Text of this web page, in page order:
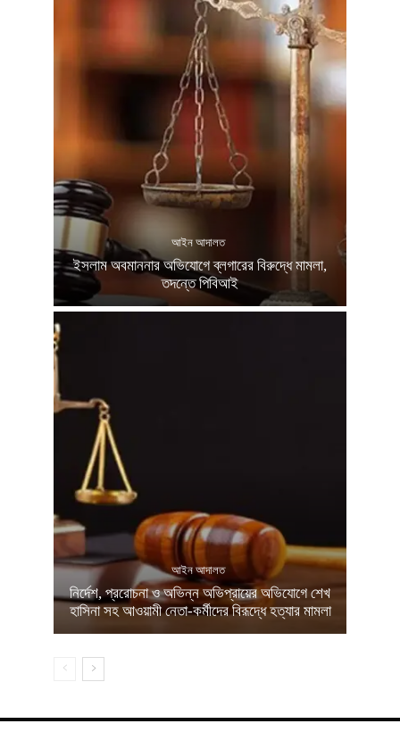
আইন আদালত
ইসলাম অবমাননার অভিযোগে ব্লগারের বিরুদ্ধে মামলা,
তদন্তে পিবিআই
আইন আদালত
নির্দেশ, প্ররোচনা ও অভিন্ন অভিপ্রায়ের অভিযোগে শেখ
হাসিনা সহ আওয়ামী নেতা-কর্মীদের বিরূদ্ধে হত্যার মামলা